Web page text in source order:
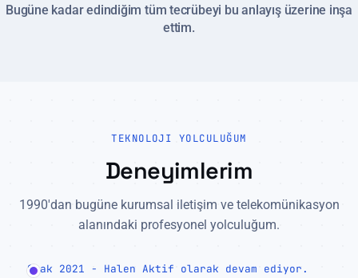
Bugüne kadar edindiğim tüm tecrübeyi bu anlayış üzerine inşa
ettim.
TEKNOLOJI YOLCULUĞUM
Deneyimlerim
1990'dan bugüne kurumsal iletişim ve telekomünikasyon
alanındaki profesyonel yolculuğum.
Ocak 2021 - Halen Aktif olarak devam ediyor.